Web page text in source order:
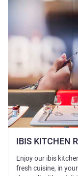
IBIS KITCHEN
Enjoy our ibis
fresh cuisine, in